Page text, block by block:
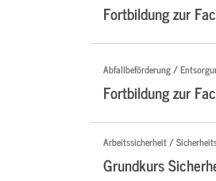
Fortbildung zur
Abfallbeförderung /
Fortbildung zur
Arbeitssicherheit /
Grundkurs